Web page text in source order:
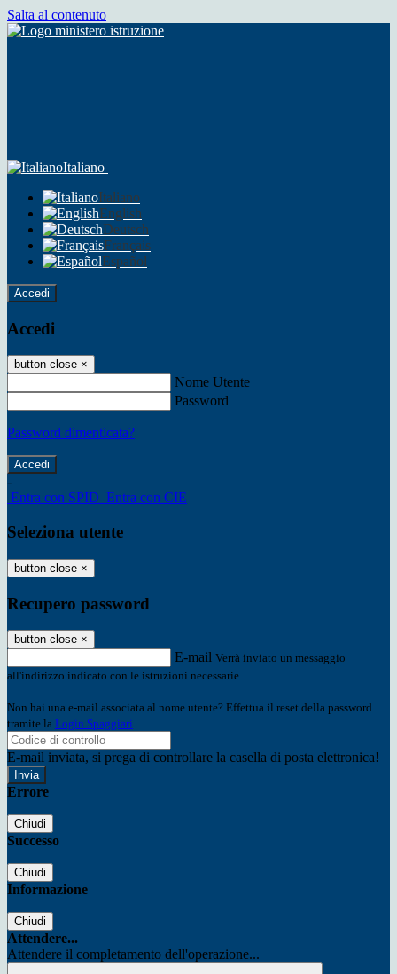
Salta al contenuto
Italiano
Italiano
English
Deutsch
Français
Español
Accedi
Accedi
button close ×
Nome Utente
Password
Password dimenticata?
-
Entra con SPID Entra con CIE
Seleziona utente
button close ×
Recupero password
button close ×
E-mail Verrà inviato un messaggio
all'indirizzo indicato con le istruzioni necessarie.
Non hai una e-mail associata al nome utente? Effettua il reset della password
tramite la Login Spaggiari
E-mail inviata, si prega di controllare la casella di posta elettronica!
Errore
Chiudi
Successo
Chiudi
Informazione
Chiudi
Attendere...
Attendere il completamento dell'operazione...